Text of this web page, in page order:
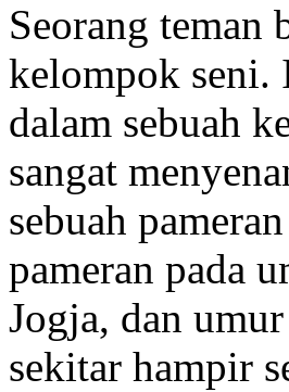
Seorang teman
kelompok seni.
dalam sebuah
sangat
sebuah
pameran pada
Jogja, dan
sekitar hampir